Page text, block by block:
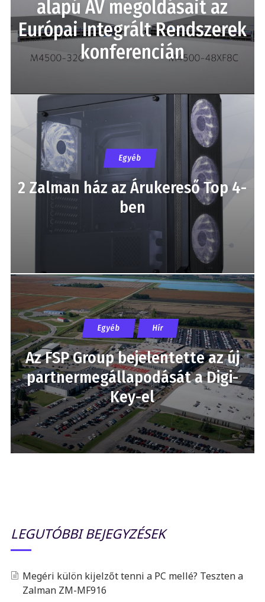
alapú AV megoldásait az
Európai Integrált Rendszerek
konferencián
Egyéb
2 Zalman ház az Árukereső Top 4-
ben
Egyéb Hír
Az FSP Group bejelentette az új
partnermegállapodását a Digi-
Key-el
LEGUTÓBBI BEJEGYZÉSEK
Megéri külön kijelzőt tenni a PC mellé? Teszten a
Zalman ZM-MF916